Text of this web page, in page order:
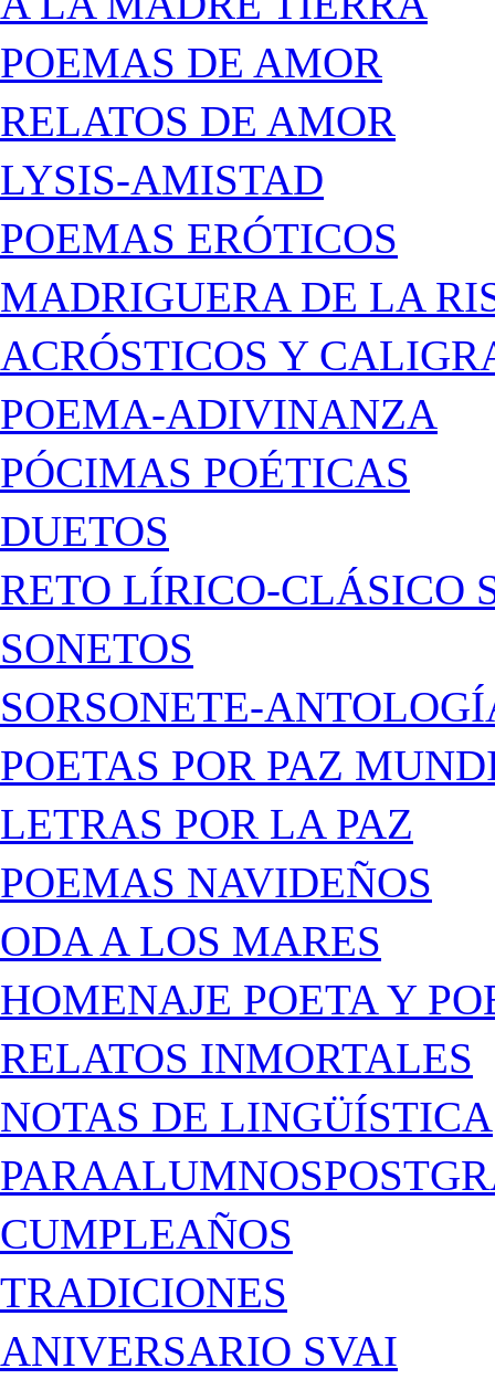
POEMAS DE AMOR
RELATOS DE AMOR
LYSIS-AMISTAD
POEMAS ERÓTICOS
MADRIGUERA DE LA
ACRÓSTICOS Y
POEMA-ADIVINANZA
PÓCIMAS POÉTICAS
DUETOS
RETO LÍRICO-CLÁSICO
SONETOS
SORSONETE-
POETAS POR PAZ
LETRAS POR LA PAZ
POEMAS NAVIDEÑOS
ODA A LOS MARES
HOMENAJE POETA Y
RELATOS INMORTALES
NOTAS DE LINGÜÍSTICA
CUMPLEAÑOS
TRADICIONES
ANIVERSARIO SVAI